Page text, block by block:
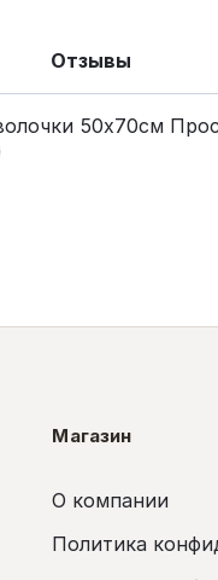
Отзывы
50х70см
Магазин
О компании
Политика